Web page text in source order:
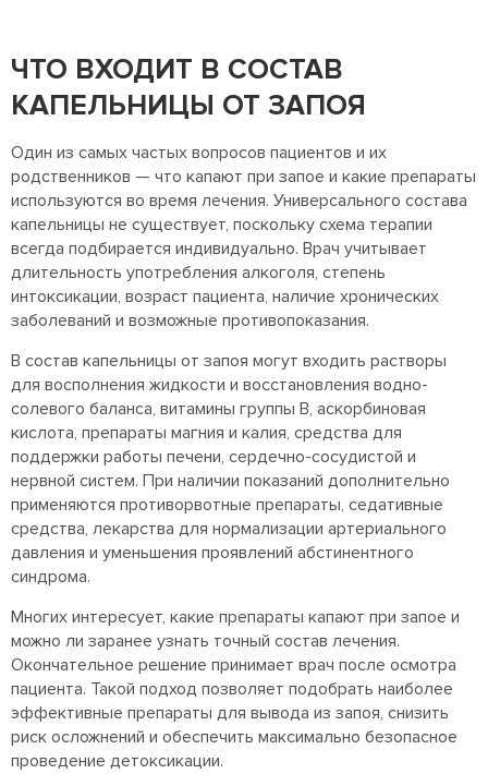
ЧТО ВХОДИТ В СОСТАВ
КАПЕЛЬНИЦЫ ОТ ЗАПОЯ
Один из самых частых вопросов пациентов и их
родственников — что капают при запое и какие препараты
используются во время лечения. Универсального состава
капельницы не существует, поскольку схема терапии
всегда подбирается индивидуально. Врач учитывает
длительность употребления алкоголя, степень
интоксикации, возраст пациента, наличие хронических
заболеваний и возможные противопоказания.
В состав капельницы от запоя могут входить растворы
для восполнения жидкости и восстановления водно-
солевого баланса, витамины группы B, аскорбиновая
кислота, препараты магния и калия, средства для
поддержки работы печени, сердечно-сосудистой и
нервной систем. При наличии показаний дополнительно
применяются противорвотные препараты, седативные
средства, лекарства для нормализации артериального
давления и уменьшения проявлений абстинентного
синдрома.
Многих интересует, какие препараты капают при запое и
можно ли заранее узнать точный состав лечения.
Окончательное решение принимает врач после осмотра
пациента. Такой подход позволяет подобрать наиболее
эффективные препараты для вывода из запоя, снизить
риск осложнений и обеспечить максимально безопасное
проведение детоксикации.